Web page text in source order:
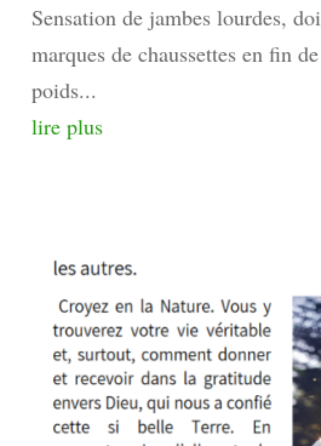
Sensation de jambes lourdes,
marques de chaussettes en fin
poids...
lire plus